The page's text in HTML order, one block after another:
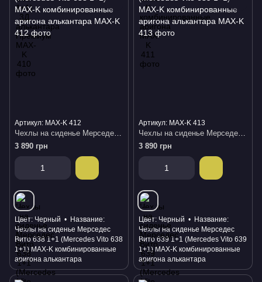
Артикул: MAX-K 412
3 890 грн
Цвет Черный
Название
Чехлы на сиденье Мерседес
Вито 638 1+1 (Mercedes Vito 638
1+1) MAX-K комбинированные
аригона алькантара
Артикул: MAX-K 413
3 890 грн
Цвет Черный
Название
Чехлы на сиденье Мерседес
Вито 639 1+1 (Mercedes Vito 639
1+1) MAX-K комбинированные
аригона алькантара